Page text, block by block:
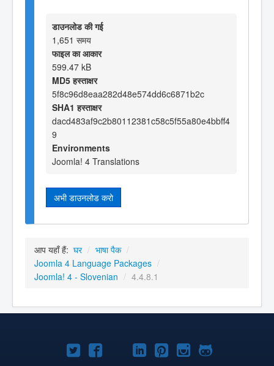
डाउनलोड की गई
1,651 समय
फाइल का आकार
599.47 kB
MD5 हस्ताक्षर
5f8c96d8eaa282d48e574dd6c6871b2c
SHA1 हस्ताक्षर
dacd483af9c2b80112381c58c5f55a80e4bbff4
9
Environments
Joomla! 4 Translations
अभी डाउनलोड करो
आप यहाँ हैं: घर / भाषा पैक /
Joomla 4 Language Packages /
Joomla! 4 - Slovenian / 4.4.8.1
Joomla!Joomla!Joomla!
Joomla!Joomla!
Joomla!Joomla!